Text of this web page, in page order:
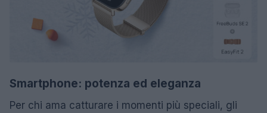
Smartphone: potenza ed eleganza
Per chi ama catturare i momenti più speciali, gli